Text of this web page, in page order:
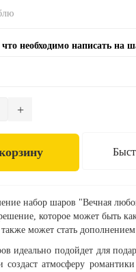
необходимо написать на
набор шаров "Вечная
которое может быть
может стать
идеально подойдет для
создаст атмосферу